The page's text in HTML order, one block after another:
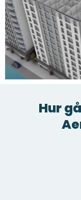
Hur